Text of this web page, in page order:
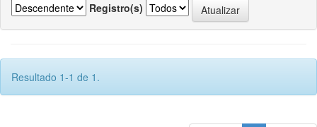
Registro(s)
Resultado 1-1 de 1.